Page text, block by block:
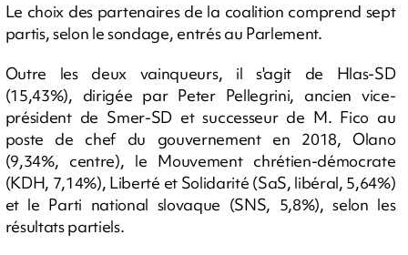
Le choix des partenaires de la coalition comprend sept
partis, selon le sondage, entrés au Parlement.
Outre les deux vainqueurs, il s'agit de Hlas-SD
(15,43%), dirigée par Peter Pellegrini, ancien vice-
président de Smer-SD et successeur de M. Fico au
poste de chef du gouvernement en 2018, Olano
(9,34%, centre), le Mouvement chrétien-démocrate
(KDH, 7,14%), Liberté et Solidarité (SaS, libéral, 5,64%)
et le Parti national slovaque (SNS, 5,8%), selon les
résultats partiels.